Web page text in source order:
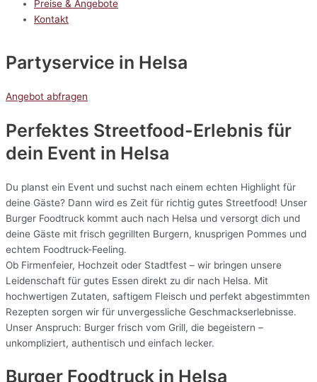
Preise & Angebote
Kontakt
Partyservice in Helsa
Angebot abfragen
Perfektes Streetfood-Erlebnis für
dein Event in Helsa
Du planst ein Event und suchst nach einem echten Highlight für
deine Gäste? Dann wird es Zeit für richtig gutes Streetfood! Unser
Burger Foodtruck kommt auch nach Helsa und versorgt dich und
deine Gäste mit frisch gegrillten Burgern, knusprigen Pommes und
echtem Foodtruck-Feeling.
Ob Firmenfeier, Hochzeit oder Stadtfest – wir bringen unsere
Leidenschaft für gutes Essen direkt zu dir nach Helsa. Mit
hochwertigen Zutaten, saftigem Fleisch und perfekt abgestimmten
Rezepten sorgen wir für unvergessliche Geschmackserlebnisse.
Unser Anspruch: Burger frisch vom Grill, die begeistern –
unkompliziert, authentisch und einfach lecker.
Burger Foodtruck in Helsa